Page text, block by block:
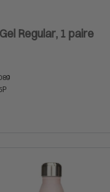
Regular, 1 paire